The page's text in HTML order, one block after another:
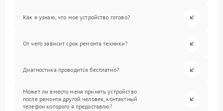
Как я узнаю, что мое устройство готово?
От чего зависит срок ремонта техники?
Диагностика проводится бесплатно?
Может ли вместо меня принять устройство
после ремонта другой человек, контактный
телефон которого я предоставлю?